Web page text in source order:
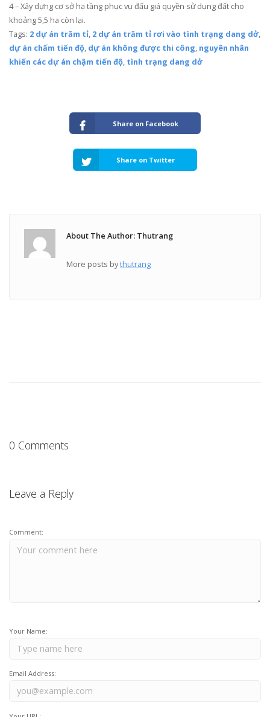
4 – Xây dựng cơ sở hạ tầng phục vụ đấu giá quyền sử dụng đất cho
khoảng 5,5 ha còn lại.
Tags: 2 dự án trăm tỉ, 2 dự án trăm tỉ rơi vào tình trạng dang dở,
dự án chấm tiến độ, dự án không được thi công, nguyên nhân
khiến các dự án chậm tiến độ, tình trạng dang dở
Share on Facebook
Share on Twitter
About The Author: Thutrang
More posts bythutrang
0 Comments
Leave a Reply
Comment:
Your Name:
Email Address: